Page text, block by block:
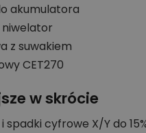
akumulatora
z suwakiem
CET270
w skrócie
spadki cyfrowe X/Y do